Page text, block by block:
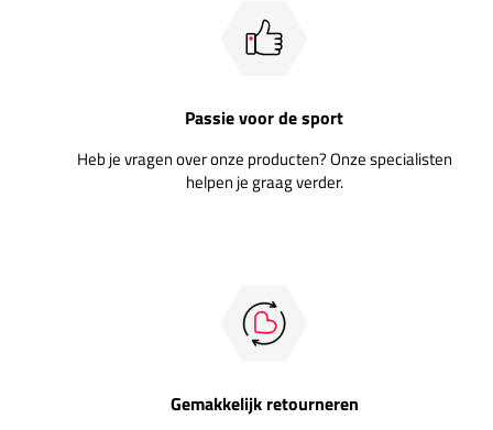
Passie voor de sport
Heb je vragen over onze producten? Onze specialisten
helpen je graag verder.
Gemakkelijk retourneren